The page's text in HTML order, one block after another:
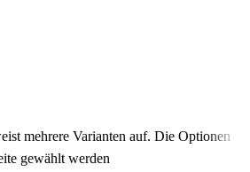
mehrere Varianten auf. Die Optionen
gewählt werden